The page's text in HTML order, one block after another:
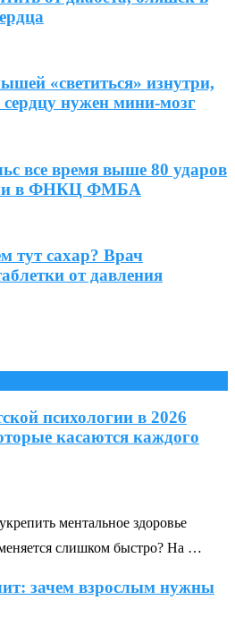
«светиться» изнутри,
нужен мини-мозг
все время выше 80 ударов
в ФНКЦ ФМБА
тут сахар? Врач
от давления
психологии в 2026
касаются каждого
ментальное здоровье
слишком быстро? На …
зачем взрослым нужны